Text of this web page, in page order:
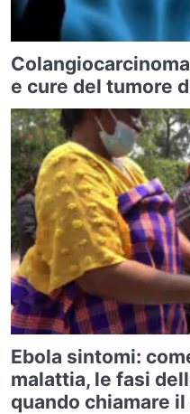
e cure del tumore
Ebola sintomi:
malattia, le fasi
quando chiamare